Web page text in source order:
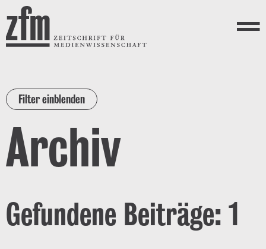
Direkt zum Inhalt
ZEITSCHRIFT FÜR
MEDIENWISSENSCHAFT
Menü
Filter einblenden
Archiv
Gefundene Beiträge: 1